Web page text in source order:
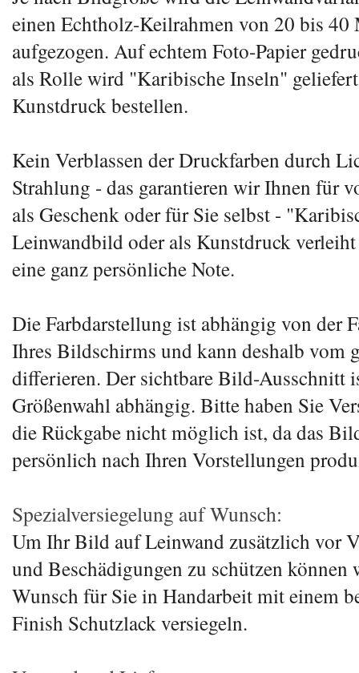
einen Echtholz-Keilrahmen von 20 bis
aufgezogen. Auf echtem Foto-Papier
als Rolle wird "Karibische Inseln"
Kunstdruck bestellen.
Kein Verblassen der Druckfarben durch
Strahlung - das garantieren wir Ihnen für
als Geschenk oder für Sie selbst -
Leinwandbild oder als Kunstdruck
eine ganz persönliche Note.
Die Farbdarstellung ist abhängig von der
Ihres Bildschirms und kann deshalb vom
differieren. Der sichtbare Bild-Ausschnitt
Größenwahl abhängig. Bitte haben Sie
die Rückgabe nicht möglich ist, da das
persönlich nach Ihren Vorstellungen
Spezialversiegelung auf Wunsch:
Um Ihr Bild auf Leinwand zusätzlich vor
und Beschädigungen zu schützen können
Wunsch für Sie in Handarbeit mit einem
Finish Schutzlack versiegeln.